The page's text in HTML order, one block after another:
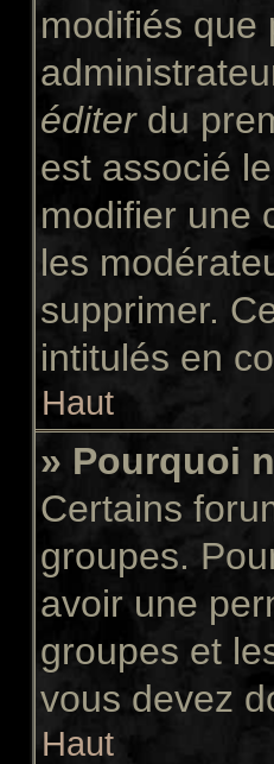
modifiés que
éditerdu
est associé
modifier une
les
supprimer.
intitulés en
Haut
» Pourquoi
Certains
groupes.
avoir une
groupes et
vous devez
Haut